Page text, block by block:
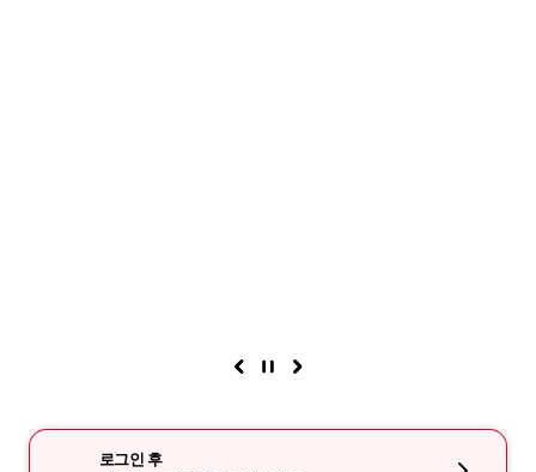
로그인 후